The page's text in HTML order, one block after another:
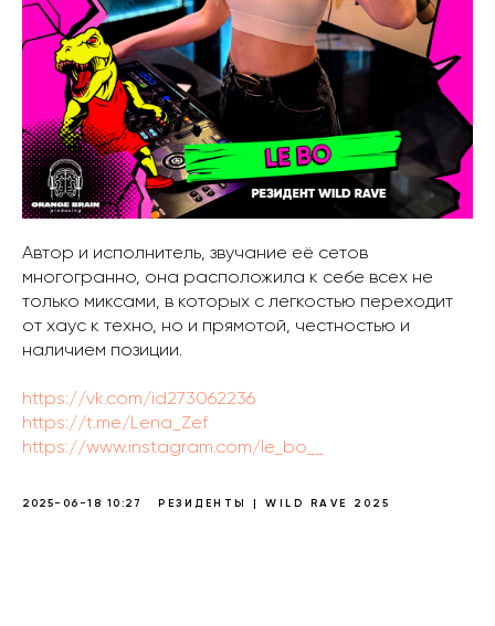
Автор и исполнитель, звучание её сетов
многогранно, она расположила к себе всех не
только миксами, в которых с легкостью переходит
от хаус к техно, но и прямотой, честностью и
наличием позиции.
https://vk.com/id273062236
https://t.me/Lena_Zef
https://www.instagram.com/le_bo__
2025-06-18 10:27 РЕЗИДЕНТЫ | WILD RAVE 2025